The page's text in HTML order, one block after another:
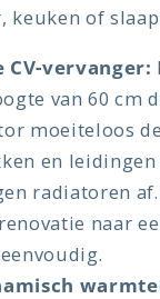
keuken of
CV-vervanger:
van 60 cm
moeiteloos de
en leidingen
radiatoren
naar